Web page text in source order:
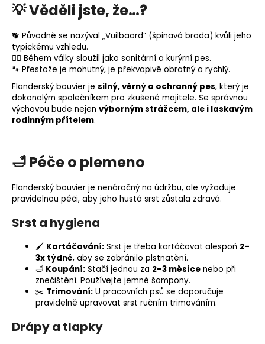
💡Věděli jste, že…?
🐕 Původně se nazýval „Vuilbaard“ (špinavá brada) kvůli jeho
typickému vzhledu.
🦸‍♂️ Během války sloužil jako sanitární a kurýrní pes.
🐾 Přestože je mohutný, je překvapivě obratný a rychlý.
Flanderský bouvier je silný, věrný a ochranný pes, který je
dokonalým společníkem pro zkušené majitele. Se správnou
výchovou bude nejen výborným strážcem, ale i laskavým
rodinným přítelem.
🛁Péče o plemeno
Flanderský bouvier je nenáročný na údržbu, ale vyžaduje
pravidelnou péči, aby jeho hustá srst zůstala zdravá.
Srst a hygiena
🖌️ Kartáčování: Srst je třeba kartáčovat alespoň 2–
3x týdně, aby se zabránilo plstnatění.
🛁 Koupání: Stačí jednou za 2–3 měsíce nebo při
znečištění. Používejte jemné šampony.
✂️ Trimování: U pracovních psů se doporučuje
pravidelně upravovat srst ručním trimováním.
Drápy a tlapky